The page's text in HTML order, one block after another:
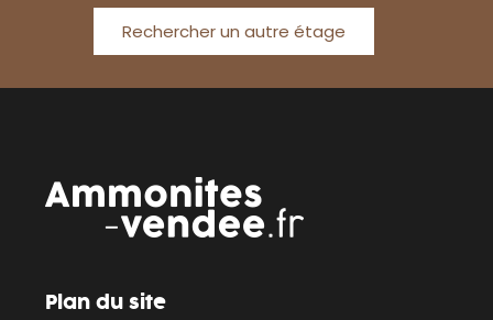
Rechercher un autre étage
Plan du site